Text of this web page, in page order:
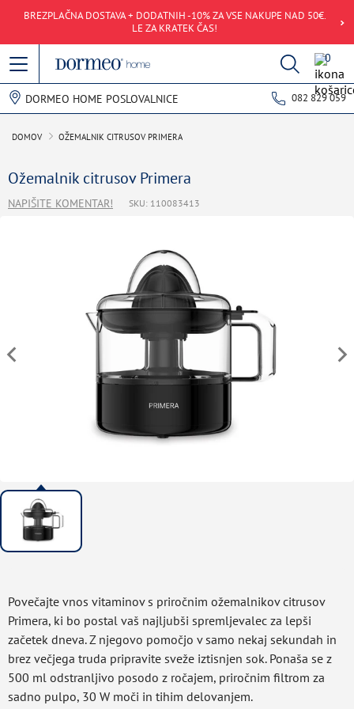
BREZPLAČNA DOSTAVA + DODATNIH -10% ZA VSE NAKUPE NAD 50€.
LE ZA KRATEK ČAS!
0
DORMEO HOME POSLOVALNICE 082 829 059
DOMOV OŽEMALNIK CITRUSOV PRIMERA
Ožemalnik citrusov Primera
NAPIŠITE KOMENTAR! SKU: 110083413
Povečajte vnos vitaminov s priročnim ožemalnikov citrusov
Primera, ki bo postal vaš najljubši spremljevalec za lepši
začetek dneva. Z njegovo pomočjo v samo nekaj sekundah in
brez večjega truda pripravite sveže iztisnjen sok. Ponaša se z
500 ml odstranljivo posodo z ročajem, priročnim filtrom za
sadno pulpo, 30 W moči in tihim delovanjem.